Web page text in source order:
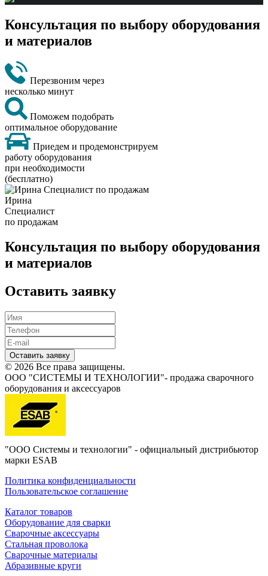
Консультация по выбору оборудования
и материалов
Перезвоним через
несколько минут
Поможем подобрать
оптимальное оборудование
Приедем и продемонстрируем
работу оборудования
при необходимости
(бесплатно)
Ирина
Специалист
по продажам
Консультация по выбору оборудования
и материалов
Оставить заявку
Оставить заявку
© 2026 Все права защищены.
ООО "СИСТЕМЫ И ТЕХНОЛОГИИ"- продажа сварочного
оборудования и аксессуаров
"ООО Системы и технологии" - официальный дистрибьютор
марки ESAB
Политика конфиденциальности
Пользовательское соглашение
Каталог товаров
Оборудование для сварки
Сварочные аксессуары
Стальная проволока
Сварочные материалы
Абразивные круги